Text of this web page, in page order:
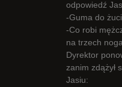
odpowiedź
-Guma do
-Co robi
na trzech
Dyrektor
zanim zdążył
Jasiu: